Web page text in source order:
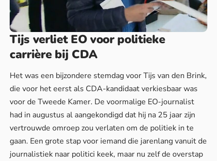
Tijs verliet EO voor politieke
carrière bij CDA
Het was een bijzondere stemdag voor Tijs van den Brink,
die voor het eerst als CDA-kandidaat verkiesbaar was
voor de Tweede Kamer. De voormalige EO-journalist
had in augustus al aangekondigd dat hij na 25 jaar zijn
vertrouwde omroep zou verlaten om de politiek in te
gaan. Een grote stap voor iemand die jarenlang vanuit de
journalistiek naar politici keek, maar nu zelf de overstap